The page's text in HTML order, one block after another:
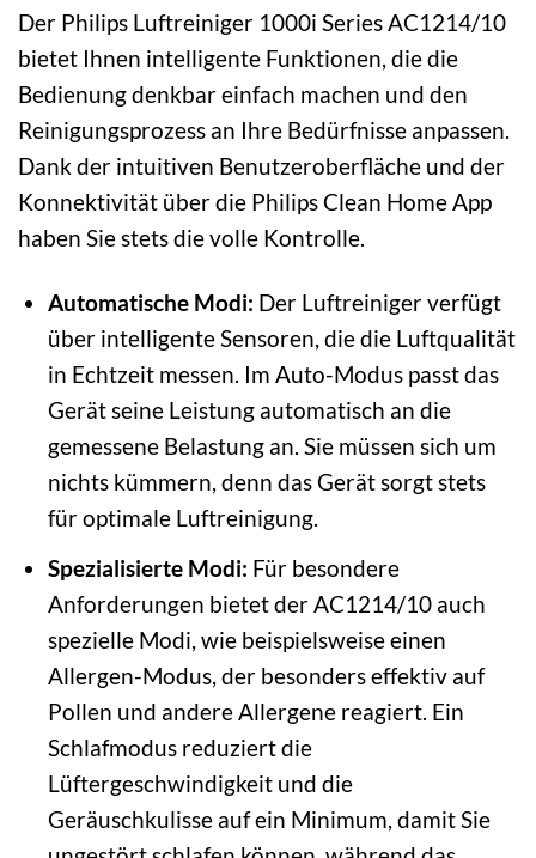
Der Philips Luftreiniger 1000i Series AC1214/10
bietet Ihnen intelligente Funktionen, die die
Bedienung denkbar einfach machen und den
Reinigungsprozess an Ihre Bedürfnisse anpassen.
Dank der intuitiven Benutzeroberfläche und der
Konnektivität über die Philips Clean Home App
haben Sie stets die volle Kontrolle.
Automatische Modi: Der Luftreiniger verfügt
über intelligente Sensoren, die die Luftqualität
in Echtzeit messen. Im Auto-Modus passt das
Gerät seine Leistung automatisch an die
gemessene Belastung an. Sie müssen sich um
nichts kümmern, denn das Gerät sorgt stets
für optimale Luftreinigung.
Spezialisierte Modi: Für besondere
Anforderungen bietet der AC1214/10 auch
spezielle Modi, wie beispielsweise einen
Allergen-Modus, der besonders effektiv auf
Pollen und andere Allergene reagiert. Ein
Schlafmodus reduziert die
Lüftergeschwindigkeit und die
Geräuschkulisse auf ein Minimum, damit Sie